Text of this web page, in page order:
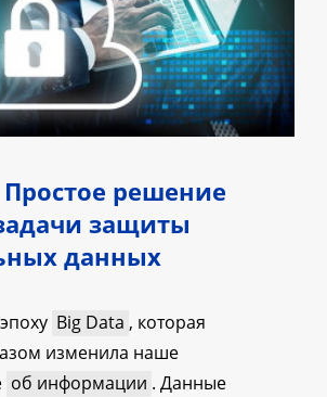
Простое решение
защиты
данных
Big Data , которая
изменила наше
об информации . Данные